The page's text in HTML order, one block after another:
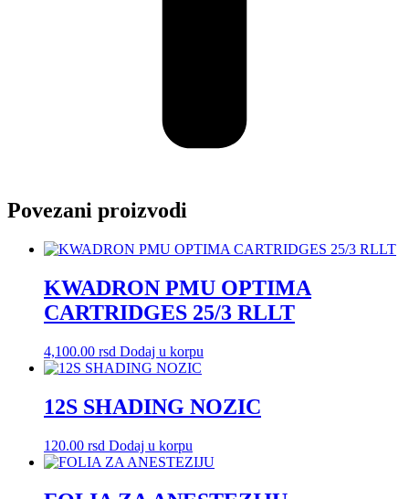
Povezani proizvodi
KWADRON PMU OPTIMA
CARTRIDGES 25/3 RLLT
4,100.00 rsd Dodaj u korpu
12S SHADING NOZIC
120.00 rsd Dodaj u korpu